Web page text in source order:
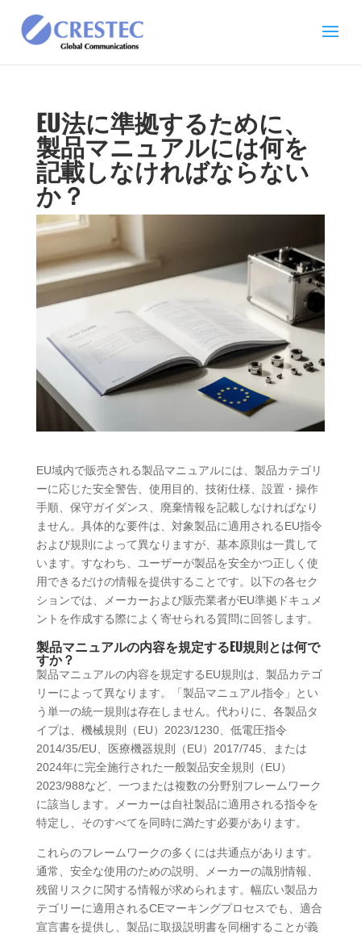
EU法に準拠するために、
製品マニュアルには何を
記載しなければならない
か？
EU域内で販売される製品マニュアルには、製品カテゴリ
ーに応じた安全警告、使用目的、技術仕様、設置・操作
手順、保守ガイダンス、廃棄情報を記載しなければなり
ません。具体的な要件は、対象製品に適用されるEU指令
および規則によって異なりますが、基本原則は一貫して
います。すなわち、ユーザーが製品を安全かつ正しく使
用できるだけの情報を提供することです。以下の各セク
ションでは、メーカーおよび販売業者がEU準拠ドキュメ
ントを作成する際によく寄せられる質問に回答します。
製品マニュアルの内容を規定するEU規則とは何で
すか？
製品マニュアルの内容を規定するEU規則は、製品カテゴ
リーによって異なります。「製品マニュアル指令」とい
う単一の統一規則は存在しません。代わりに、各製品タ
イプは、機械規則（EU）2023/1230、低電圧指令
2014/35/EU、医療機器規則（EU）2017/745、または
2024年に完全施行された一般製品安全規則（EU）
2023/988など、一つまたは複数の分野別フレームワーク
に該当します。メーカーは自社製品に適用される指令を
特定し、そのすべてを同時に満たす必要があります。
これらのフレームワークの多くには共通点があります。
通常、安全な使用のための説明、メーカーの識別情報、
残留リスクに関する情報が求められます。幅広い製品カ
テゴリーに適用されるCEマーキングプロセスでも、適合
宣言書を提供し、製品に取扱説明書を同梱することが義